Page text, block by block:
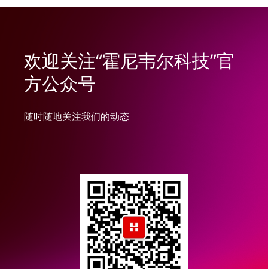
欢迎关注“霍尼韦尔科技”官
方公众号
随时随地关注我们的动态